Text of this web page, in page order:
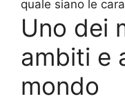
quale siano le
Uno dei
ambiti e
mondo